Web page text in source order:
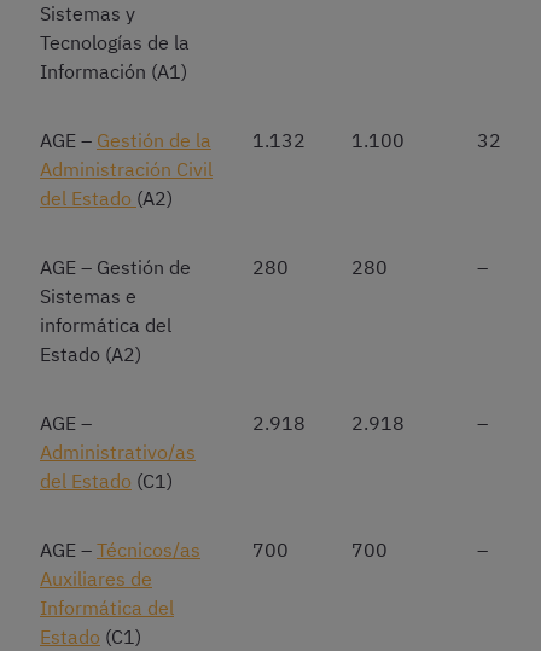
Sistemas y
Tecnologías de la
Información (A1)
AGE – Gestión de la
Administración Civil
del Estado (A2)
1.132 1.100 32
AGE – Gestión de
Sistemas e
informática del
Estado (A2)
280 280 –
AGE –
Administrativo/as
del Estado (C1)
2.918 2.918 –
AGE – Técnicos/as
Auxiliares de
Informática del
Estado (C1)
700 700 –